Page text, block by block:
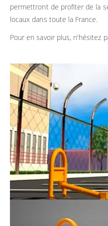
permettront de profiter de la
locaux dans toute la France.
Pour en savoir plus, n'hésitez